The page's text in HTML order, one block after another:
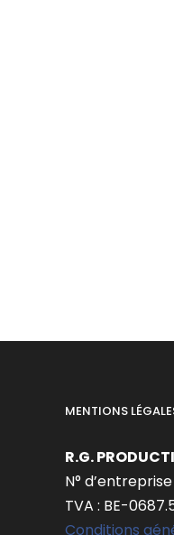
MENTIONS
R.G.
N° d’entreprise
TVA : BE-
Conditions